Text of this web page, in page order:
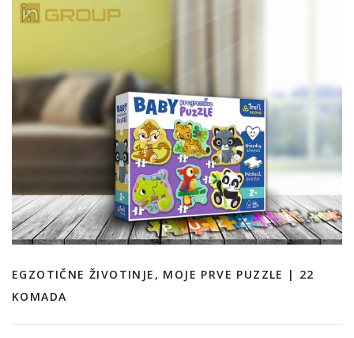
EGZOTIČNE ŽIVOTINJE, MOJE PRVE PUZZLE | 22
KOMADA